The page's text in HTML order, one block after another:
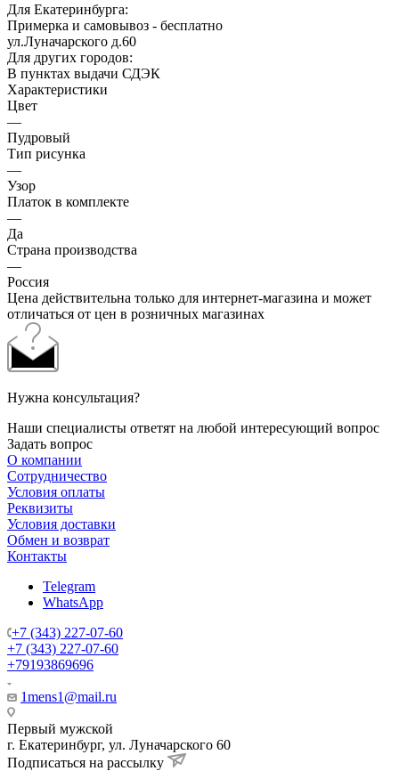
Для Екатеринбурга:
Примерка и самовывоз - бесплатно
ул.Луначарского д.60
Для других городов:
В пунктах выдачи СДЭК
Характеристики
Цвет
—
Пудровый
Тип рисунка
—
Узор
Платок в комплекте
—
Да
Страна производства
—
Россия
Цена действительна только для интернет-магазина и может
отличаться от цен в розничных магазинах
Нужна консультация?
Наши специалисты ответят на любой интересующий вопрос
Задать вопрос
О компании
Сотрудничество
Условия оплаты
Реквизиты
Условия доставки
Обмен и возврат
Контакты
Telegram
WhatsApp
+7 (343) 227-07-60
+7 (343) 227-07-60
+79193869696
1mens1@mail.ru
Первый мужской
г. Екатеринбург, ул. Луначарского 60
Подписаться на рассылку